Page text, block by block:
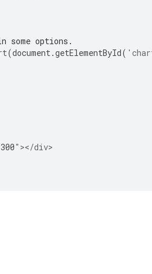
some options.
(document.getElementById(
300" ></div>